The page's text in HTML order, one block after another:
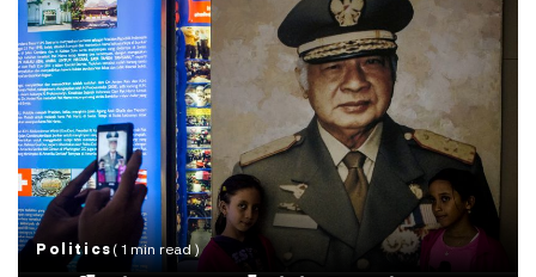
Politics ( 1 min read )